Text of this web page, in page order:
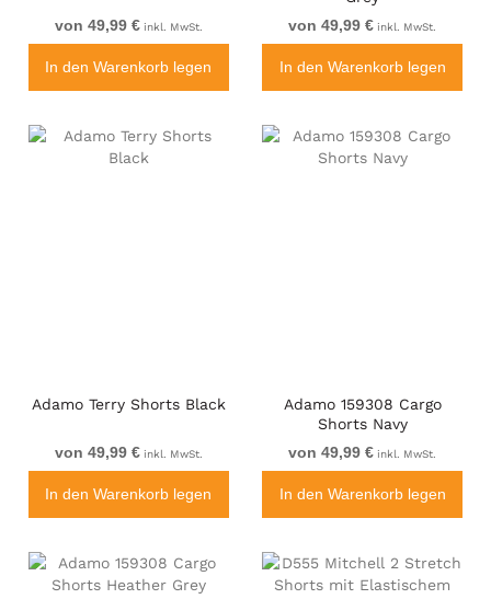
von 49,99 €inkl. MwSt.
In den Warenkorb legen
von 49,99 € inkl. MwSt.
In den Warenkorb legen
Adamo Terry Shorts Black
von 49,99 €inkl. MwSt.
In den Warenkorb legen
Adamo 159308 Cargo
Shorts Navy
von 49,99 € inkl. MwSt.
In den Warenkorb legen